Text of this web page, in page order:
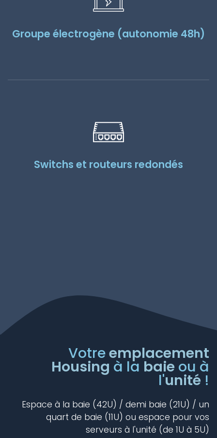
Groupe électrogène (autonomie 48h)
Switchs et routeurs redondés
Votreemplacement
Housing à la baie ou à
l'unité !
Espace à la baie (42U) / demi baie (21U) / un
quart de baie (11U) ou espace pour vos
serveurs à l'unité (de 1U à 5U)